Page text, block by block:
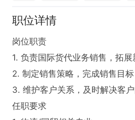
职位详情
岗位职责
1. 负责国际货代业务销售，拓展
2. 制定销售策略，完成销售目标
3. 维护客户关系，及时解决客
任职要求